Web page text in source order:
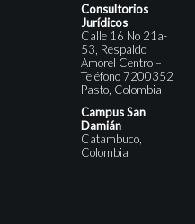
Consultorios
Jurídicos
Calle 16 No 21a-
53, Respaldo
Amorel Centro –
Teléfono 7200352
Pasto, Colombia
Campus San
Damián
Catambuco,
Colombia